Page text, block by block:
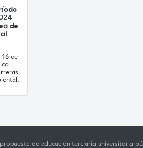
de
16 de
de educación terciaria universitaria